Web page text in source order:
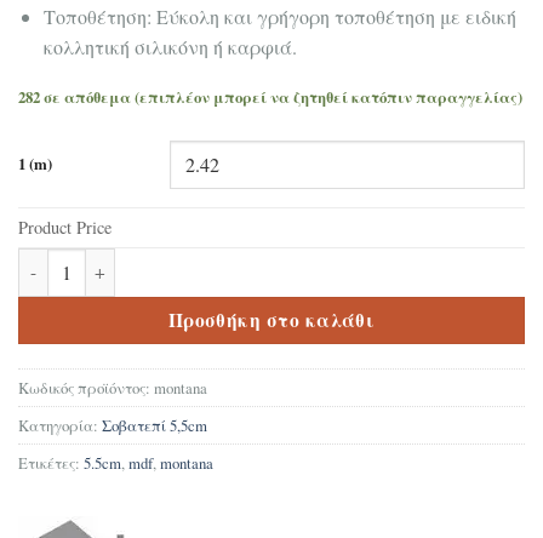
Τοποθέτηση: Εύκολη και γρήγορη τοποθέτηση με ειδική
κολλητική σιλικόνη ή καρφιά.
282 σε απόθεμα (επιπλέον μπορεί να ζητηθεί κατόπιν παραγγελίας)
1 (m)
Product Price
Σοβατεπί Δαπέδου Laminate MDF Montana 5,5cm ποσότητα
Προσθήκη στο καλάθι
Κωδικός προϊόντος: montana
Κατηγορία: Σοβατεπί 5,5cm
Ετικέτες: 5.5cm,mdf,montana